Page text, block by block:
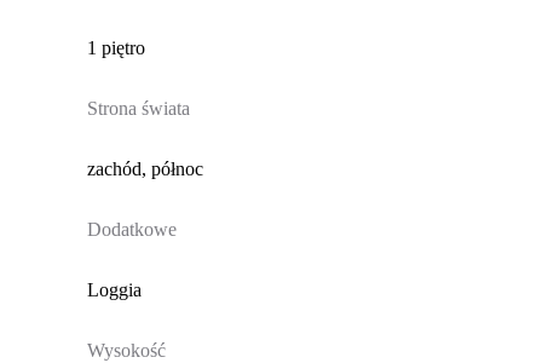
1 piętro
Strona świata
zachód, północ
Dodatkowe
Loggia
Wysokość